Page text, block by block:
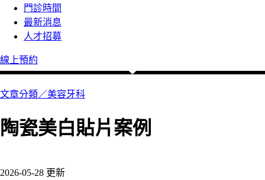
門診時間
最新消息
人才招募
線上預約
文章分類／美容牙科
陶瓷美白貼片案例
2026-05-28 更新